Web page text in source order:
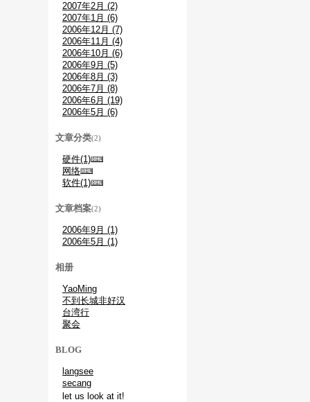
2007年2月 (2)
2007年1月 (6)
2006年12月 (7)
2006年11月 (4)
2006年10月 (6)
2006年9月 (5)
2006年8月 (3)
2006年7月 (8)
2006年6月 (19)
2006年5月 (6)
文章分类(2)
硬件(1)
网络
软件(1)
文章档案(2)
2006年9月 (1)
2006年5月 (1)
相册
YaoMing
不到长城非好汉
台湾行
聚会
BLOG
langsee
secang
let us look at it!